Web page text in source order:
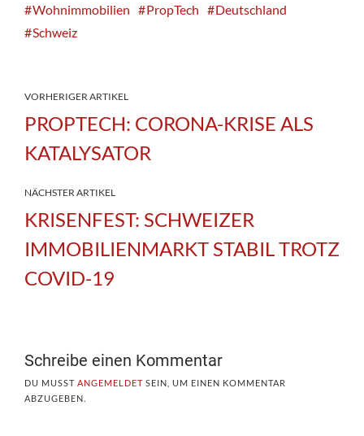
Wohnimmobilien
PropTech
Deutschland
Schweiz
VORHERIGER ARTIKEL
PROPTECH: CORONA-KRISE ALS
KATALYSATOR
NÄCHSTER ARTIKEL
KRISENFEST: SCHWEIZER
IMMOBILIENMARKT STABIL TROTZ
COVID-19
Schreibe einen Kommentar
DU MUSST ANGEMELDET SEIN, UM EINEN KOMMENTAR
ABZUGEBEN.